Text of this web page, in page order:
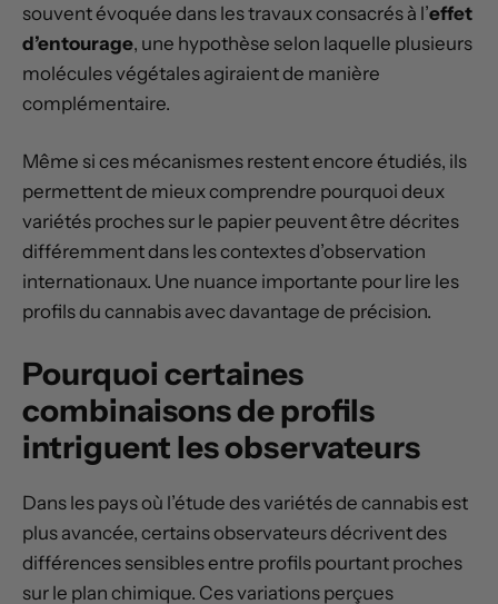
souvent évoquée dans les travaux consacrés à l’effet
d’entourage, une hypothèse selon laquelle plusieurs
molécules végétales agiraient de manière
complémentaire.
Même si ces mécanismes restent encore étudiés, ils
permettent de mieux comprendre pourquoi deux
variétés proches sur le papier peuvent être décrites
différemment dans les contextes d’observation
internationaux. Une nuance importante pour lire les
profils du cannabis avec davantage de précision.
Pourquoi certaines
combinaisons de profils
intriguent les observateurs
Dans les pays où l’étude des variétés de cannabis est
plus avancée, certains observateurs décrivent des
différences sensibles entre profils pourtant proches
sur le plan chimique. Ces variations perçues